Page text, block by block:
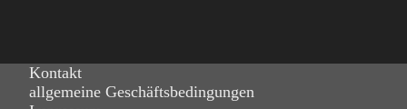
Kontakt
allgemeine Geschäftsbedingungen